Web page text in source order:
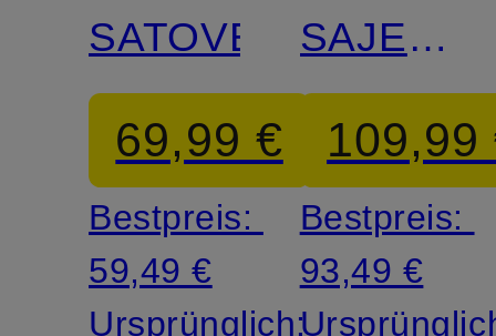
SATOVES
69,99 €
Bestpreis:
59,49 €
Ursprünglich:
mit
Alpaka
109,99
Bestpreis:
93,49 €